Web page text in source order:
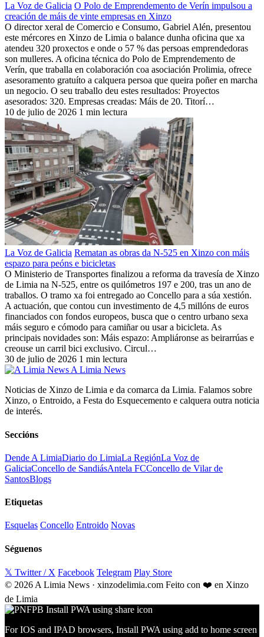
La Voz de Galicia O Polo de Emprendemento de Verín impulsou a
creación de máis de vinte empresas en Xinzo
O director xeral de Comercio e Consumo, Gabriel Alén, presentou
este mércores en Xinzo de Limia o balance dunha oficina que xa
atendeu 320 proxectos e onde o 57 % das persoas emprendedoras
son mulleres. A oficina técnica do Polo de Emprendemento de
Verín, que traballa en colaboración coa asociación Prolimia, ofrece
asesoramento gratuíto a calquera persoa que queira poñer en marcha
un negocio. O seu traballo deu estes resultados: Proyectos
asesorados: 320. Empresas creadas: Máis de 20. Titorí…
10 de julio de 2026 1 min lectura
La Voz de Galicia Rematan as obras da N-525 en Xinzo con máis
espazo para peóns e bicicletas
O Ministerio de Transportes finalizou a reforma da travesía de Xinzo
de Limia na N-525, entre os quilómetros 197 e 200, tras un ano de
traballos. O tramo xa foi entregado ao Concello para a súa xestión.
A actuación, que contou cun investimento de 4,5 millóns de euros
financiados con fondos europeos, busca que o centro urbano sexa
máis seguro e cómodo para camiñar ou usar a bicicleta. As
principais novidades son: Máis espazo: Ampliáronse as beirarrúas e
creouse un carril bici exclusivo. Circul…
30 de julio de 2026 1 min lectura
A Limia News
Noticias de Xinzo de Limia e da comarca da Limia. Falamos sobre
Xinzo, o Entroido, a Festa do Esquecemento e calquera outra noticia
de interés.
Seccións
Dende A LimiaDiario do LimiaLa RegiónLa Voz de
GaliciaConcello de SandiásAntela FCConcello de Vilar de
SantosBlogs
Etiquetas
Esquelas Concello Entroido Novas
Séguenos
𝕏 Twitter / X Facebook Telegram Play Store
© 2026 A Limia News · xinzodelimia.com Feito con ❤️ en Xinzo
de Limia
For IOS and IPAD browsers, Install PWA using add to home screen